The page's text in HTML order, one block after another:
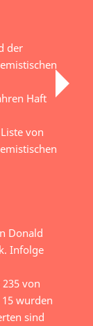
der
Haft
von
Donald
Infolge
von
wurden
sind